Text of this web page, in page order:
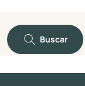
Buscar